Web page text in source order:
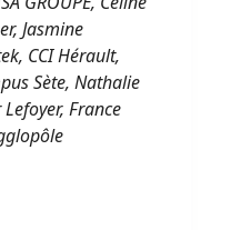
Jasmine
CCI Hérault,
Sète, Nathalie
France